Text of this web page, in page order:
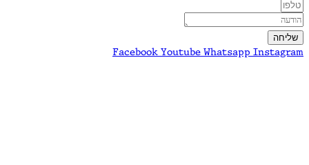
Facebook Youtube Whatsapp